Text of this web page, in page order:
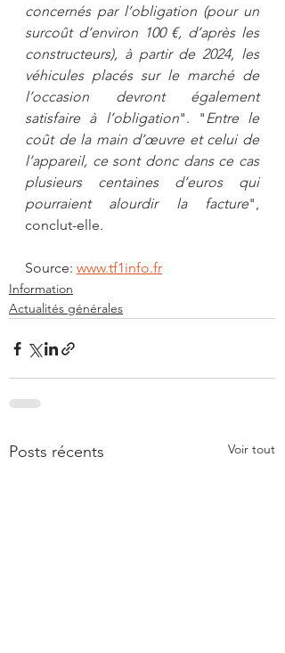
concernés par l’obligation (pour un
surcoût d’environ 100 €, d’après les
constructeurs), à partir de 2024, les
véhicules placés sur le marché de
l’occasion devront également
satisfaire à l’obligation". "Entre le
coût de la main d’œuvre et celui de
l’appareil, ce sont donc dans ce cas
plusieurs centaines d’euros qui
pourraient alourdir la facture",
conclut-elle.
Source: www.tf1info.fr
Information
Actualités générales
Posts récents Voir tout